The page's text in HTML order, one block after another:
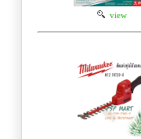
view